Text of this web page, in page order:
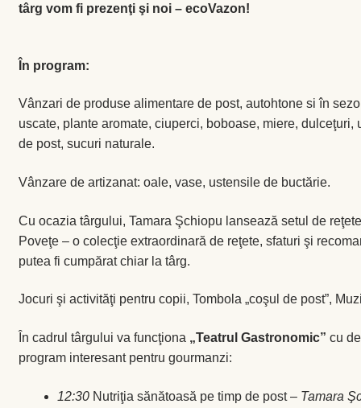
târg vom fi prezenţi şi noi – ecoVazon!
În program:
Vânzari de produse alimentare de post, autohtone si în
uscate, plante aromate, ciuperci, boboase, miere, dulceţuri,
de post, sucuri naturale.
Vânzare de artizanat: oale, vase, ustensile de buctărie.
Cu ocazia târgului, Tamara Şchiopu lansează setul de
Poveţe – o colecţie extraordinară de reţete, sfaturi şi
putea fi cumpărat chiar la târg.
Jocuri şi activităţi pentru copii, Tombola „coşul de post”,
În cadrul târgului va funcţiona „Teatrul Gastronomic” cu
program interesant pentru gourmanzi:
12:30Nutriţia sănătoasă pe timp de post – Tamara